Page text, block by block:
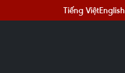
Tiếng ViệtEnglish